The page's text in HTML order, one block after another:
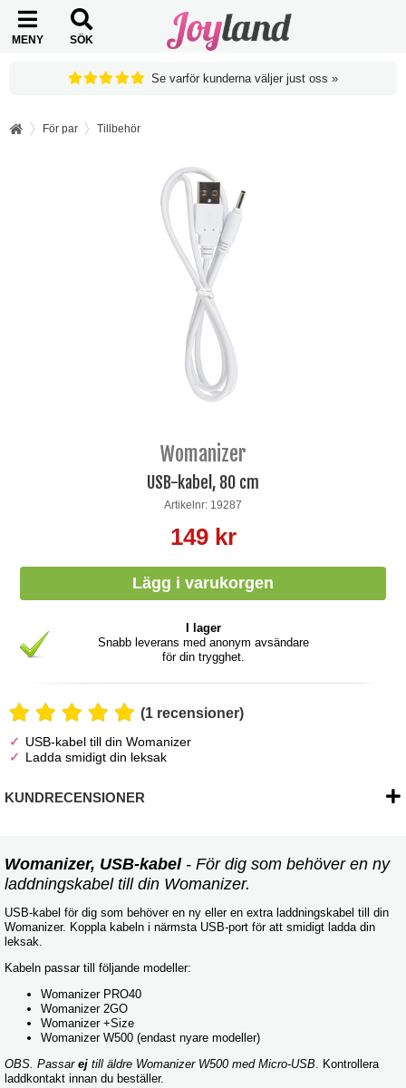
MENY SÖK
Se varför kunderna väljer just oss »
För par Tillbehör
Womanizer
USB-kabel, 80 cm
Artikelnr: 19287
149 kr
I lager
Snabb leverans med anonym avsändare
för din trygghet.
(1 recensioner)
USB-kabel till din Womanizer
Ladda smidigt din leksak
KUNDRECENSIONER
Womanizer, USB-kabel - För dig som behöver en ny
laddningskabel till din Womanizer.
USB-kabel för dig som behöver en ny eller en extra laddningskabel till din
Womanizer. Koppla kabeln i närmsta USB-port för att smidigt ladda din
leksak.
Kabeln passar till följande modeller:
Womanizer PRO40
Womanizer 2GO
Womanizer +Size
Womanizer W500 (endast nyare modeller)
OBS. Passar ej till äldre Womanizer W500 med Micro-USB. Kontrollera
laddkontakt innan du beställer.